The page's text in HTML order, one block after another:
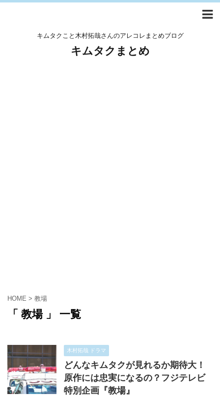
キムタクこと木村拓哉さんのアレコレまとめブログ
キムタクまとめ
HOME > 教場
「 教場 」 一覧
木村拓哉 ドラマ
どんなキムタクが見れるか期待大！
原作には忠実になるの？フジテレビ
特別企画『教場』